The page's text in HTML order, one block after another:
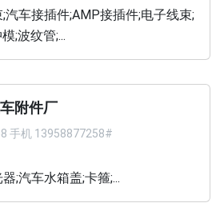
汽车接插件;AMP接插件;电子线束;
;波纹管;...
附件厂
手机 13958877258#
;汽车水箱盖;卡箍;...